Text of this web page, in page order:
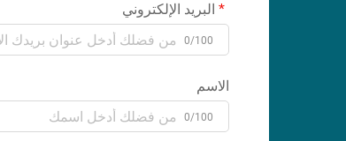
البريد الإلكتروني
0/100
الاسم
0/100